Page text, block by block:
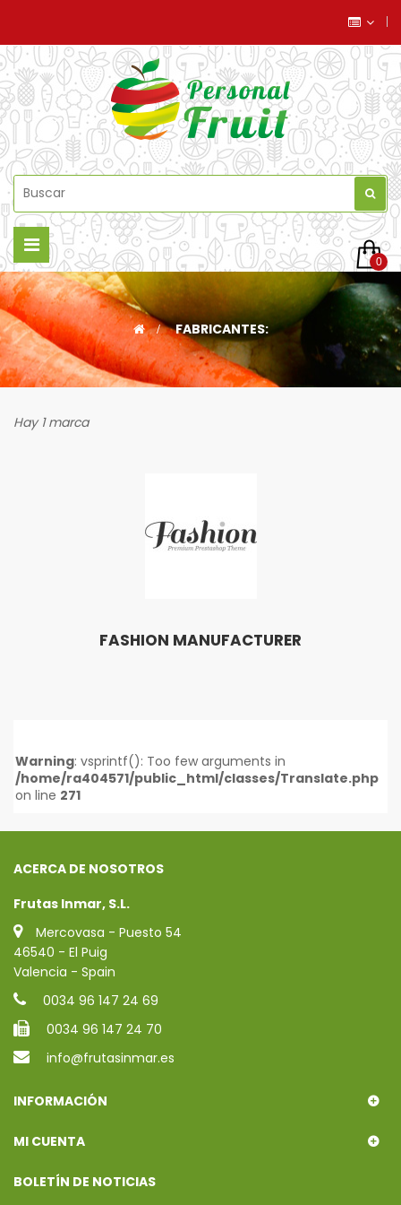
0
Navegación
de
palanca
> FABRICANTES:
Hay 1 marca
FASHION MANUFACTURER
Warning: vsprintf(): Too few arguments in
/home/ra404571/public_html/classes/Translate.php
on line 271
ACERCA DE NOSOTROS
Frutas Inmar, S.L.
Mercovasa - Puesto 54
46540 - El Puig
Valencia - Spain
0034 96 147 24 69
0034 96 147 24 70
info@frutasinmar.es
INFORMACIÓN
MI CUENTA
BOLETÍN DE NOTICIAS